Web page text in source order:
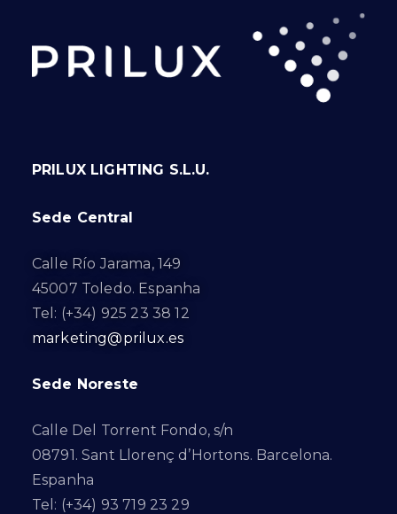
PRILUX LIGHTING S.L.U.
Sede Central
Calle Río Jarama, 149
45007 Toledo. Espanha
Tel: (+34) 925 23 38 12
marketing@prilux.es
Sede Noreste
Calle Del Torrent Fondo, s/n
08791. Sant Llorenç d’Hortons. Barcelona.
Espanha
Tel: (+34) 93 719 23 29